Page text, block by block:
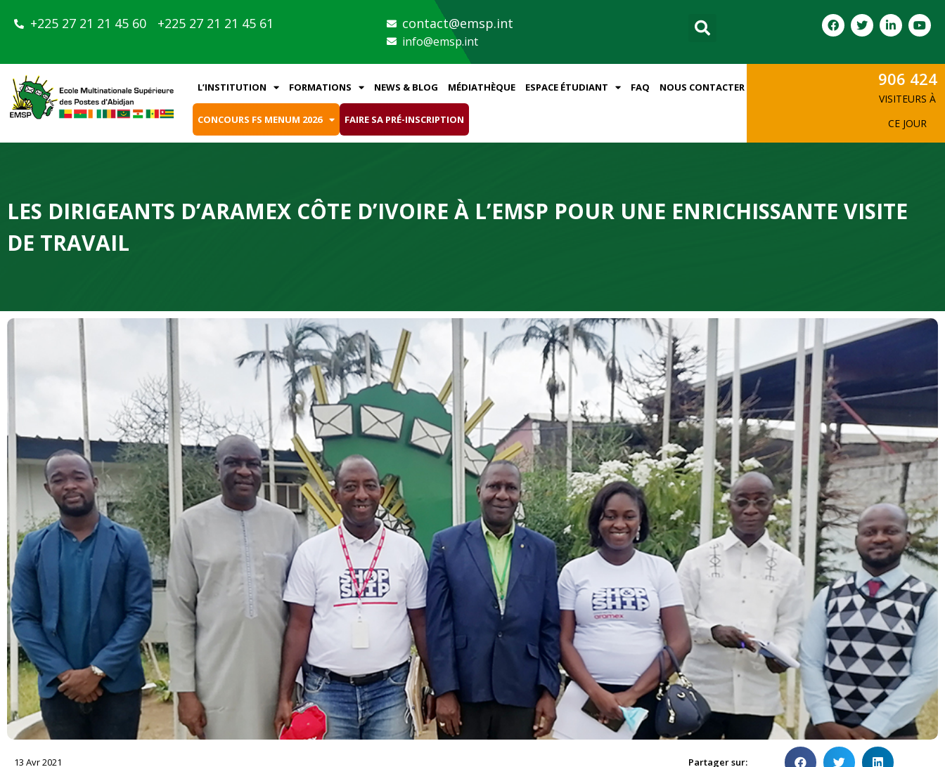
+225 27 21 21 45 60 +225 27 21 21 45 61 contact@emsp.int
info@emsp.int
L’INSTITUTION FORMATIONS NEWS & BLOG MÉDIATHÈQUE ESPACE ÉTUDIANT FAQ NOUS CONTACTER
CONCOURS FS MENUM 2026 FAIRE SA PRÉ-INSCRIPTION
906 424
VISITEURS À
CE JOUR
LES DIRIGEANTS D’ARAMEX CÔTE D’IVOIRE À L’EMSP POUR UNE ENRICHISSANTE VISITE
DE TRAVAIL
13 Avr 2021 Partager sur: